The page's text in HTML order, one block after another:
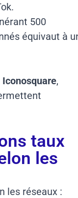
500
équivaut à
Iconosquare,
taux
les
les réseaux :